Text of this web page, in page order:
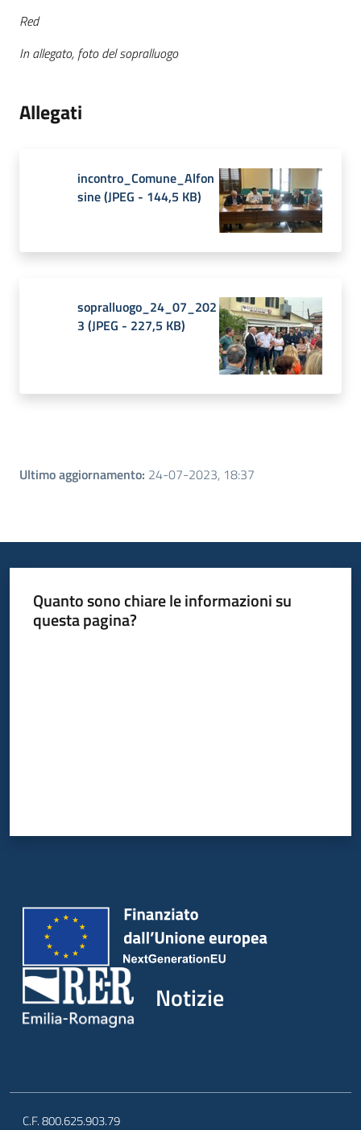
Red
In allegato, foto del sopralluogo
Allegati
incontro_Comune_Alfon
sine(JPEG - 144,5 KB)
sopralluogo_24_07_202
3 (JPEG - 227,5 KB)
Ultimo aggiornamento: 24-07-2023, 18:37
Quanto sono chiare le informazioni su
questa pagina?
Notizie
C.F. 800.625.903.79